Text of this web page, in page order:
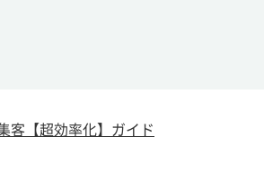
客【超効率化】ガイド